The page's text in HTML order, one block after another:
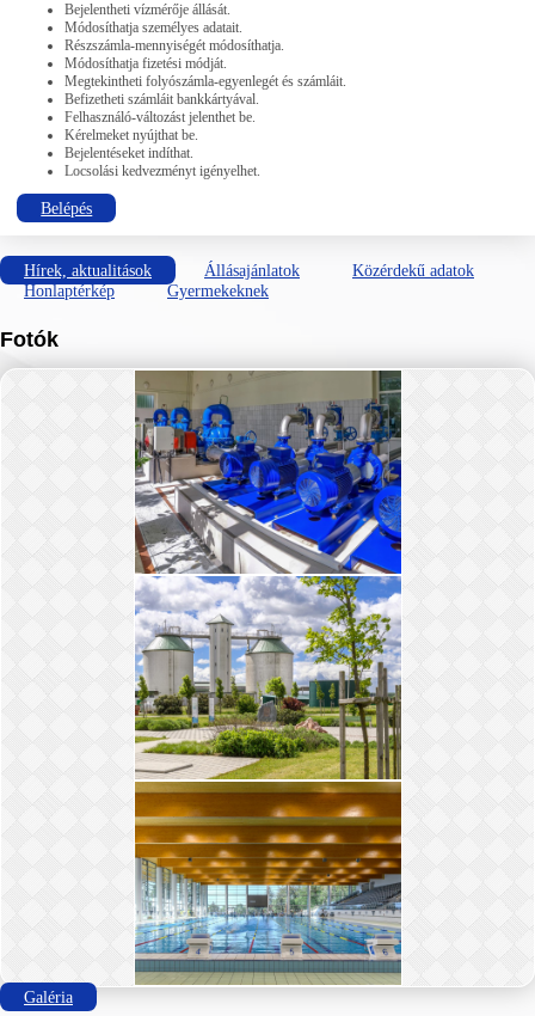
Bejelentheti vízmérője állását.
Módosíthatja személyes adatait.
Részszámla-mennyiségét módosíthatja.
Módosíthatja fizetési módját.
Megtekintheti folyószámla-egyenlegét és számláit.
Befizetheti számláit bankkártyával.
Felhasználó-változást jelenthet be.
Kérelmeket nyújthat be.
Bejelentéseket indíthat.
Locsolási kedvezményt igényelhet.
Belépés
Hírek, aktualitások Állásajánlatok
Közérdekű adatok
Honlaptérkép
Gyermekeknek
Fotók
Galéria